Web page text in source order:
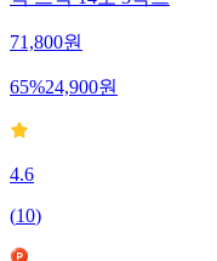
액 스틱 14포 3박스
71,800원
65%24,900원
4.6
(10)